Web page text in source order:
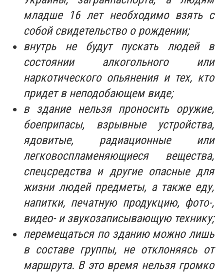
младше 16 лет необходимо взять с
собой свидетельство о рождении;
внутрь не будут пускать людей в
состоянии алкогольного или
наркотического опьянения и тех, кто
придет в неподобающем виде;
в здание нельзя проносить оружие,
боеприпасы, взрывные устройства,
ядовитые, радиационные или
легковоспламеняющиеся вещества,
спецсредства и другие опасные для
жизни людей предметы, а также еду,
напитки, печатную продукцию, фото-,
видео- и звукозаписывающую технику;
перемещаться по зданию можно лишь
в составе группы, не отклоняясь от
маршрута. В это время нельзя громко